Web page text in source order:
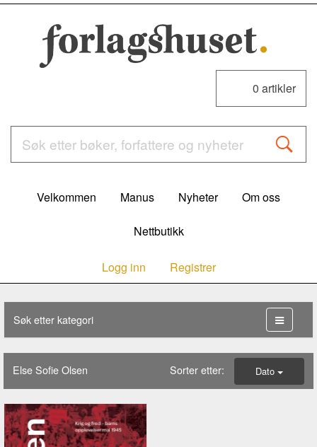
0 artikler
Velkommen Manus Nyheter Om oss
Nettbutikk
Logg inn Registrer
Søk etter kategori
Else Sofie Olsen Sorter etter: Dato